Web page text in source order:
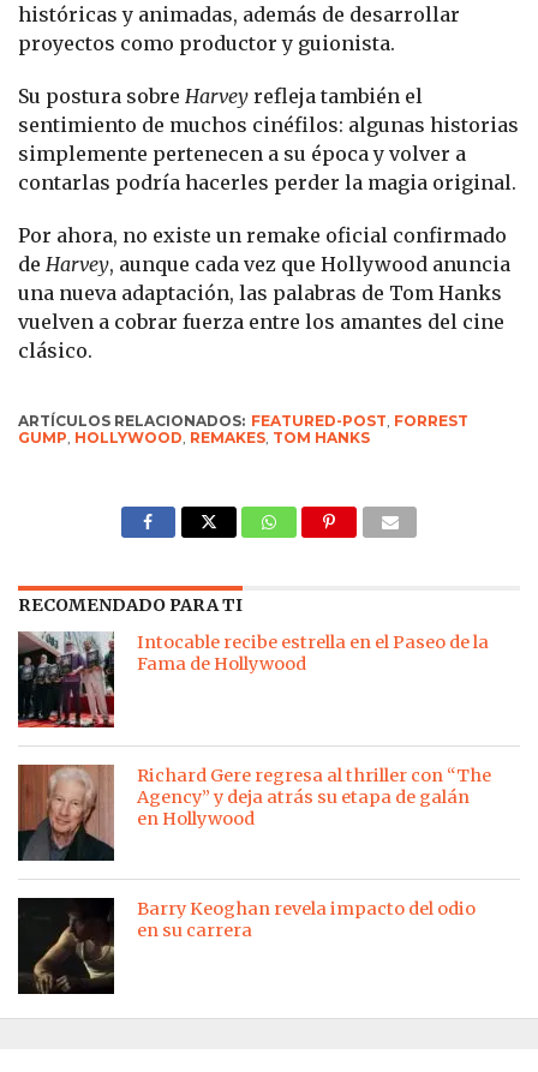
históricas y animadas, además de desarrollar
proyectos como productor y guionista.
Su postura sobre Harvey refleja también el
sentimiento de muchos cinéfilos: algunas historias
simplemente pertenecen a su época y volver a
contarlas podría hacerles perder la magia original.
Por ahora, no existe un remake oficial confirmado
de Harvey, aunque cada vez que Hollywood anuncia
una nueva adaptación, las palabras de Tom Hanks
vuelven a cobrar fuerza entre los amantes del cine
clásico.
ARTÍCULOS RELACIONADOS: FEATURED-POST FORREST
GUMP HOLLYWOOD REMAKES TOM HANKS
RECOMENDADO PARA TI
Intocable recibe estrella en el Paseo de la
Fama de Hollywood
Richard Gere regresa al thriller con “The
Agency” y deja atrás su etapa de galán
en Hollywood
Barry Keoghan revela impacto del odio
en su carrera